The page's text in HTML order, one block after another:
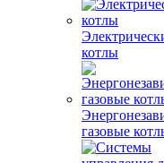
котлы
газовые